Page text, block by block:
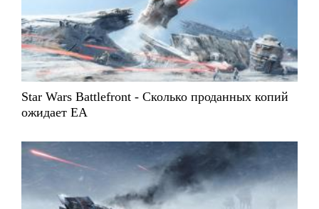
Star Wars Battlefront - Сколько проданных копий
ожидает EA